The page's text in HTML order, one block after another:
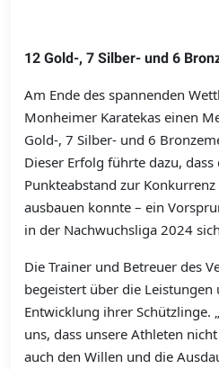
12 Gold-, 7 Silber- und 6
Am Ende des spannenden
Monheimer Karatekas einen
Gold-, 7 Silber- und 6
Dieser Erfolg führte dazu,
Punkteabstand zur
ausbauen konnte – ein
in der Nachwuchsliga 2024
Die Trainer und Betreuer des
begeistert über die
Entwicklung ihrer Schützlinge.
uns, dass unsere Athleten
auch den Willen und die